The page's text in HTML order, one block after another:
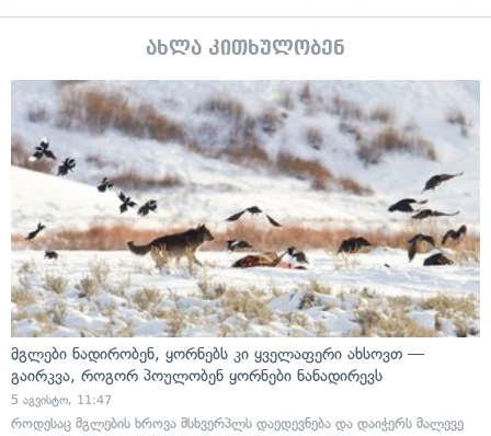
ახლა კითხულობენ
მგლები ნადირობენ, ყორნებს კი ყველაფერი ახსოვთ —
გაირკვა, როგორ პოულობენ ყორნები ნანადირევს
5 აგვისტო, 11:47
როდესაც მგლების ხროვა მსხვერპლს დაედევნება და დაიჭერს მალევე